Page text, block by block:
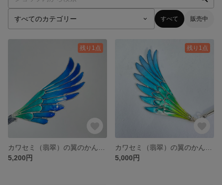
すべて 販売中
残り1点
5,200円
残り1点
5,000円